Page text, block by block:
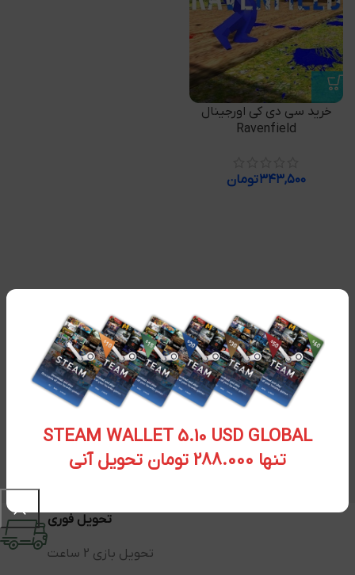
STEAM WALLET 5.10 USD GLOBAL
تنها 288.000 تومان تحویل آنی
خرید سی دی کی اورجینال
Ravenfield
۳۴۳,۵۰۰تومان
تحویل فوری
تحویل بازی 2 ساعت